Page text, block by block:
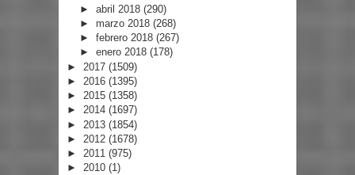
► abril 2018 (290)
► marzo 2018 (268)
► febrero 2018 (267)
► enero 2018 (178)
► 2017 (1509)
► 2016 (1395)
► 2015 (1358)
► 2014 (1697)
► 2013 (1854)
► 2012 (1678)
► 2011 (975)
► 2010 (1)